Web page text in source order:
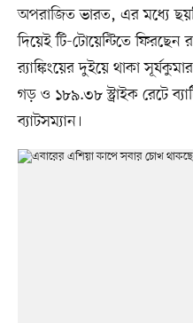
অপরাজিত ভারত, এর মধ্যে
দিয়েই টি-টোয়েন্টিতে ফিরছেন
র‍্যাঙ্কিংয়ের দুইয়ে থাকা
গড় ও ১৮৯.৩৮ স্ট্রাইক রেটে
ব্যাটসম্যান।